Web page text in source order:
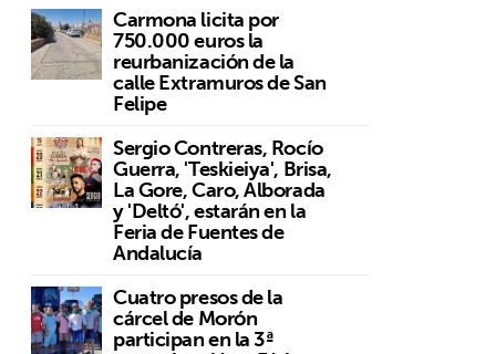
Carmona licita por
750.000 euros la
reurbanización de la
calle Extramuros de San
Felipe
Sergio Contreras, Rocío
Guerra, 'Teskieiya', Brisa,
La Gore, Caro, Alborada
y 'Deltó', estarán en la
Feria de Fuentes de
Andalucía
Cuatro presos de la
cárcel de Morón
participan en la 3ª